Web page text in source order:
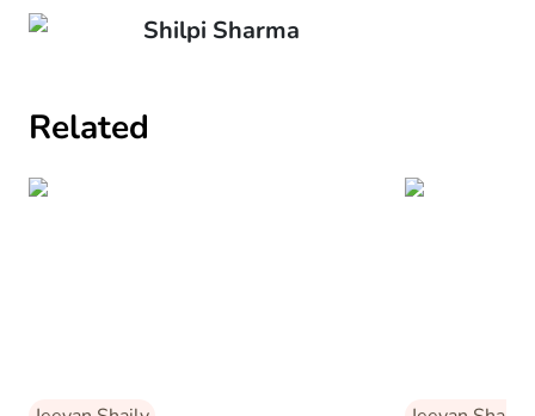
Shilpi Sharma
Related